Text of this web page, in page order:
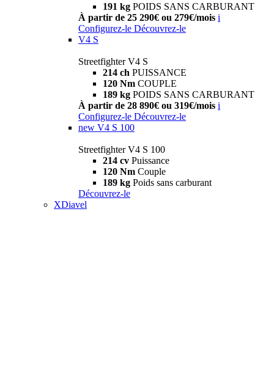
191 kg POIDS SANS CARBURANT
À partir de 25 290€ ou 279€/mois i
Configurez-le Découvrez-le
V4 S
Streetfighter V4 S
214 ch PUISSANCE
120 Nm COUPLE
189 kg POIDS SANS CARBURANT
À partir de 28 890€ ou 319€/mois i
Configurez-le Découvrez-le
new V4 S 100
Streetfighter V4 S 100
214 cv Puissance
120 Nm Couple
189 kg Poids sans carburant
Découvrez-le
XDiavel